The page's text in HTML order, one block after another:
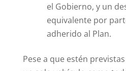
el Gobierno, y un
equivalente por
adherido al Plan.
Pese a que estén